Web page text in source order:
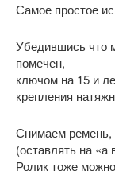
Самое простое
Убедившись что
помечен,
ключом на 15 и
крепления
Снимаем ремень,
(оставлять на «а
Ролик тоже